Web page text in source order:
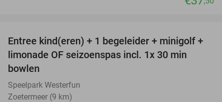
40%
TODAY
Entree kind(eren) + 1 begeleider + minigolf +
limonade OF seizoenspas incl. 1x 30 min
bowlen
Speelpark Westerfun
Zoetermeer (9 km)